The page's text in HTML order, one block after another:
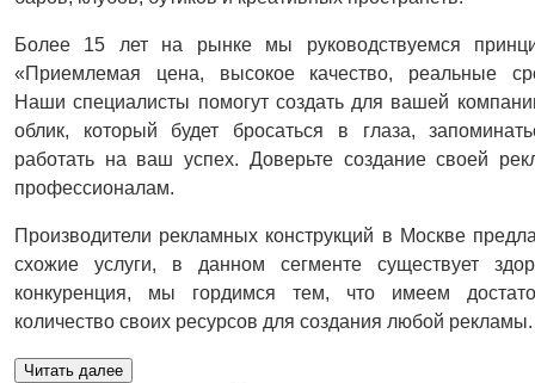
Более 15 лет на рынке мы руководствуемся
«Приемлемая цена, высокое качество, реальные
Наши специалисты помогут создать для вашей
облик, который будет бросаться в глаза,
работать на ваш успех. Доверьте создание своей
профессионалам.
Производители рекламных конструкций в Москве
схожие услуги, в данном сегменте существует
конкуренция, мы гордимся тем, что имеем
количество своих ресурсов для создания любой рекламы.
Читать далее